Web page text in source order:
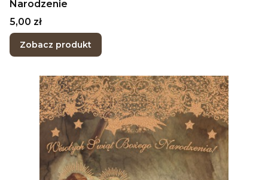
Narodzenie
Cena
5,00 zł
Zobacz produkt